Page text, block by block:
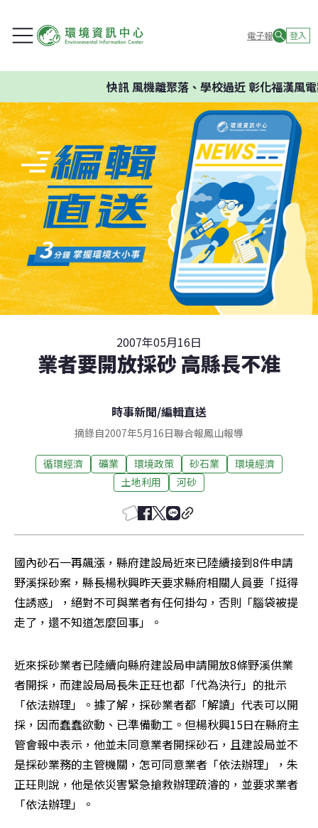
電子報 登入
快訊風機離聚落、學校過近 彰化福漢風電
2007年05月16日
業者要開放採砂 高縣長不准
時事新聞/編輯直送
摘錄自2007年5月16日聯合報鳳山報導
循環經濟 礦業 環境政策 砂石業
環境經濟
土地利用
河砂
國內砂石一再飆漲，縣府建設局近來已陸續接到8件申請
野溪採砂案，縣長楊秋興昨天要求縣府相關人員要「挺得
住誘惑」，絕對不可與業者有任何掛勾，否則「腦袋被提
走了，還不知道怎麼回事」。
近來採砂業者已陸續向縣府建設局申請開放8條野溪供業
者開採，而建設局局長朱正玨也都「代為決行」的批示
「依法辦理」。據了解，採砂業者都「解讀」代表可以開
採，因而蠢蠢欲動、已準備動工。但楊秋興15日在縣府主
管會報中表示，他並未同意業者開採砂石，且建設局並不
是採砂業務的主管機關，怎可同意業者「依法辦理」，朱
正玨則說，他是依災害緊急搶救辦理疏濬的，並要求業者
「依法辦理」。